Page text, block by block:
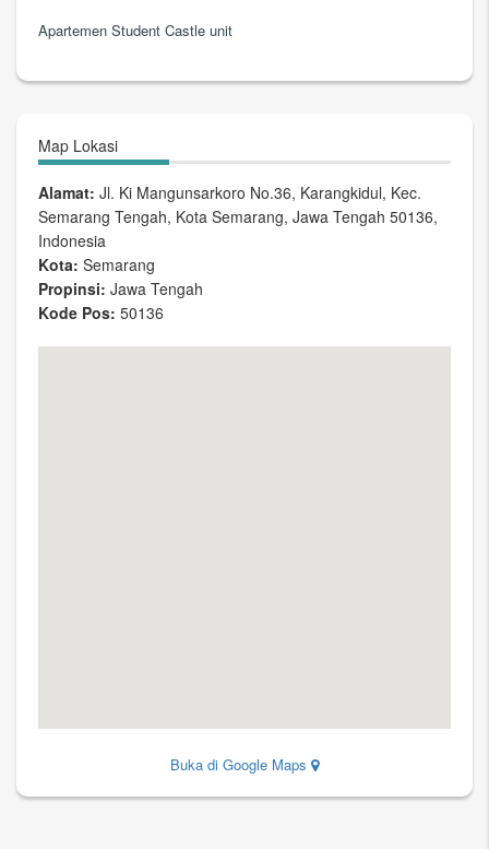
Apartemen Student Castle unit
Map Lokasi
Alamat: Jl. Ki Mangunsarkoro No.36, Karangkidul, Kec.
Semarang Tengah, Kota Semarang, Jawa Tengah 50136,
Indonesia
Kota: Semarang
Propinsi: Jawa Tengah
Kode Pos: 50136
Buka di Google Maps